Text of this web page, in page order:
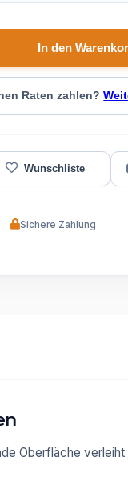
In den
Raten zahlen?
Sichere Zahlung
Oberfläche verleiht